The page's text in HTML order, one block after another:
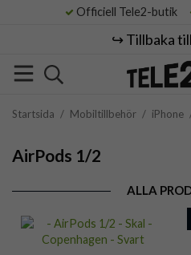
Officiell Tele2-butik
↪️ Tillbaka
Startsida / Mobiltillbehör / iPhone
AirPods 1/2
ALLA